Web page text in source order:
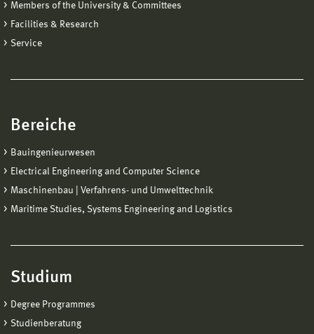
Members of the University & Committees
Facilities & Research
Service
Bereiche
Bauingenieurwesen
Electrical Engineering and Computer Science
Maschinenbau | Verfahrens- und Umwelttechnik
Maritime Studies, Systems Engineering and Logistics
Studium
Degree Programmes
Studienberatung